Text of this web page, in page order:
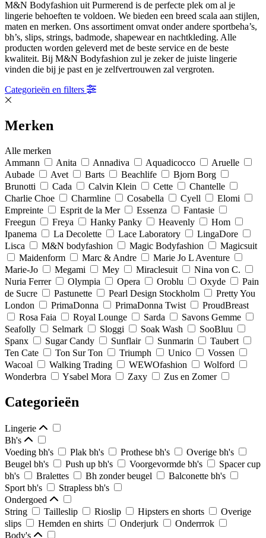
M&N Bodyfashion uit Purmerend is de perfecte plek om al je
lingerie behoeften te voldoen. We bieden een breed scala aan stijlen,
maten en merken. Ons assortiment omvat onder andere sportbeha’s,
bh’s, slips, strings, badmode, shapewear en nachtkleding. Alle
producten worden geleverd met de beste service en de beste
kwaliteit. Bij M&N Bodyfashion zul je zeker de juiste lingerie
vinden die bij je past en je zelfvertrouwen zal vergroten.
Categorieën en filters
Merken
Alle merken
Ammann
Anita Annadiva Aquadicocco
Aruelle
Aubade
Avet Barts Beachlife
Bjorn Borg
Brunotti
Cada Calvin Klein Cette
Chantelle
Charlie Choe
Charmline Cosabella Cyell
Elomi
Empreinte
Esprit de la Mer Essenza
Fantasie
Freegun
Freya Hanky Panky Heavenly
Hom
Ipanema
La Decolette Lace Laboratory
LingaDore
Lisca
M&N bodyfashion Magic Bodyfashion
Magicsuit
Maidenform
Marc & Andre
Marie Jo L Aventure
Marie-Jo
Megami Mey Miraclesuit
Nina von C.
Nuria Ferrer
Olympia Opera Oroblu Oxyde
Pain
de Sucre
Pastunette Pearl Design Stockholm
Pretty You
London
PrimaDonna PrimaDonna Twist
ProudBreast
Rosa Faia
Royal Lounge Sarda
Savons Gemme
Seafolly
Selmark Sloggi Soak Wash
SooBluu
Spanx
Sugar Candy Sunflair Sunmarin
Taubert
Ten Cate
Ton Sur Ton Triumph Unico
Vossen
Wacoal
Walking Trading WEWOfashion
Wolford
Wonderbra
Ysabel Mora Zaxy Zus en Zomer
Categorieën
Lingerie
Bh's
Voeding bh's
Plak bh's Prothese bh's
Overige bh's
Beugel bh's
Push up bh's Voorgevormde bh's
Spacer cup
bh's
Bralettes Bh zonder beugel
Balconette bh's
Sport bh's
Strapless bh's
Ondergoed
String
Tailleslip Rioslip Hipsters en shorts
Overige
slips
Hemden en shirts Onderjurk
Onderrrok
Body's